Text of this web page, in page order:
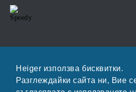
Heiger използва бисквитки.
Разглеждайки сайта ни, Вие
Нашият онлайн магазин е 100%